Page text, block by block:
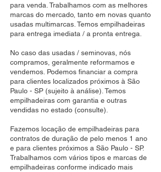
para venda. Trabalhamos com as melhores
marcas do mercado, tanto em novas quanto
usadas multimarcas. Temos empilhadeiras
para entrega imediata / a pronta entrega.
No caso das usadas / seminovas, nós
compramos, geralmente reformamos e
vendemos. Podemos financiar a compra
para clientes localizados próximos à São
Paulo - SP (sujeito à análise). Temos
empilhadeiras com garantia e outras
vendidas no estado (consulte).
Fazemos locação de empilhadeiras para
contratos de duração de pelo menos 1 ano
e para clientes próximos a São Paulo - SP.
Trabalhamos com vários tipos e marcas de
empilhadeiras conforme indicado mais